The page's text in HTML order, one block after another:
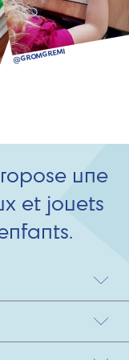
une
et jouets